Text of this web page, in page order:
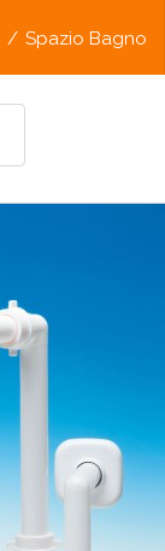
/ Spazio Bagno